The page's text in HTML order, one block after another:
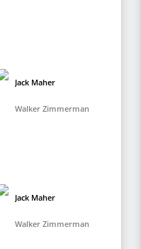
Jack Maher
Walker Zimmerman
Jack Maher
Walker Zimmerman